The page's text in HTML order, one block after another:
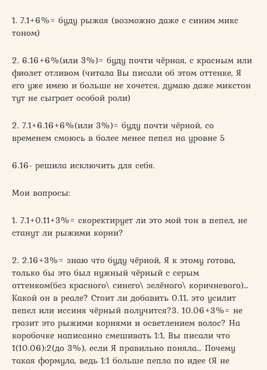
1. 7.1+6%= буду рыжая (возможно даже с синим микс
тоном)
2. 6.16+6%(или 3%)= буду почти чёрная, с красным или
фиолет отливом (читала Вы писали об этом оттенке, Я
его уже имею и больше не хочется, думаю даже микстон
тут не сыграет особой роли)
2. 7.1+6.16+6%(или 3%)= буду почти чёрной, со
временем смоюсь в более менее пепел на уровне 5
6.16- решила исключить для себя.
Мои вопросы:
1. 7.1+0.11+3%= скоректирует ли это мой тон в пепел, не
станут ли рыжими корни?
2. 2.16+3%= знаю что буду чёрной, Я к этому готова,
только бы это был нужный чёрный с серым
оттенком(без красного\ синего\ зелёного\ коричневого)…
Какой он в реале? Стоит ли добавить 0.11, это усилит
пепел или иссиня чёрный получится?3. 10.06+3%= не
грозит это рыжими корнями и осветлением волос? На
коробочке написанно смешивать 1:1, Вы писали что
1(10.06):2(до 3%), если Я правильно поняла… Почему
такая формула, ведь 1:1 больше пепла по идее (Я не